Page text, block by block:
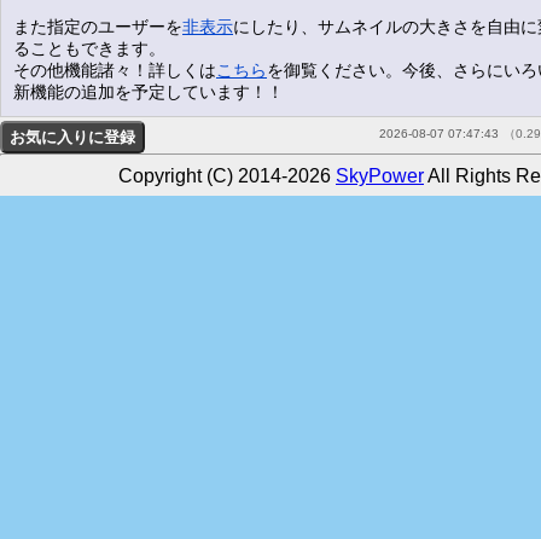
また指定のユーザーを非表示にしたり、サムネイルの大きさを自由
ることもできます。
その他機能諸々！詳しくはこちらを御覧ください。今後、さらにい
新機能の追加を予定しています！！
2026-08-07 07:47:43 （
Copyright (C) 2014-2026 SkyPowerAll Rights